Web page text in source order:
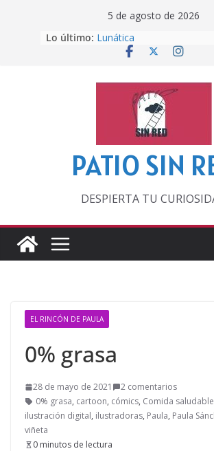
5 de agosto de 2026
Lo último: Lunática
Pero, hasta entonces…
‘La broma infinita’ de
lecturas veraniegas
Otra del Mundial
PATIO SIN
DESPIERTA TU
EL RINCÓN DE PAULA
0% grasa
28 de mayo de 2021
2 comentarios
0% grasa, cartoon, cómics, Comida saludable
ilustración digital, ilustradoras, Paula, Paula
viñeta
0 minutos de lectura